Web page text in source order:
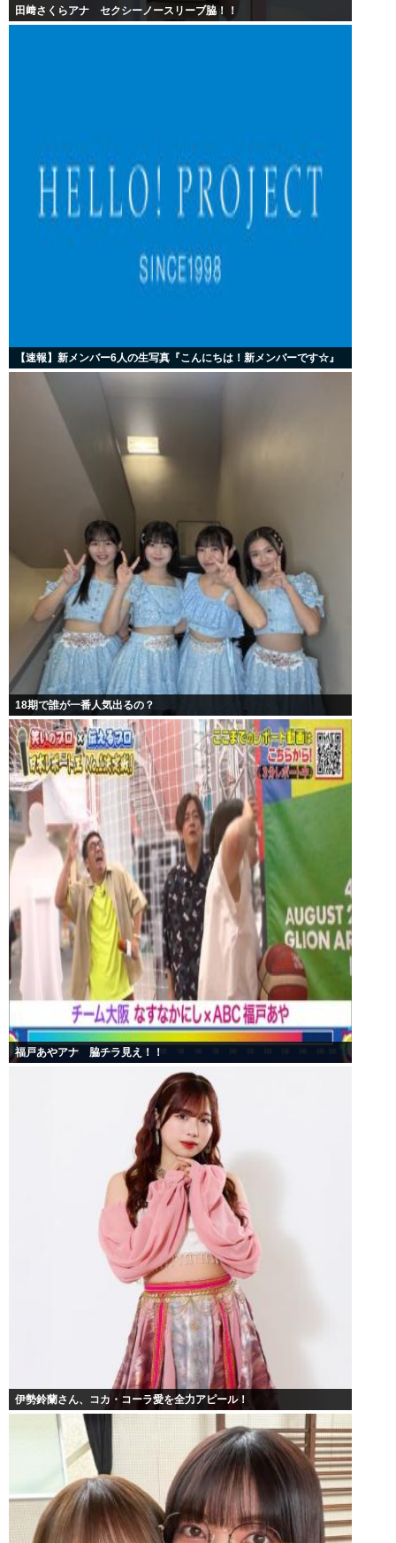
田﨑さくらアナ セクシーノースリーブ脇！！
【速報】新メンバー6人の生写真『こんにちは！新メンバーです☆』
18期で誰が一番人気出るの？
福戸あやアナ 脇チラ見え！！
伊勢鈴蘭さん、コカ・コーラ愛を全力アピール！